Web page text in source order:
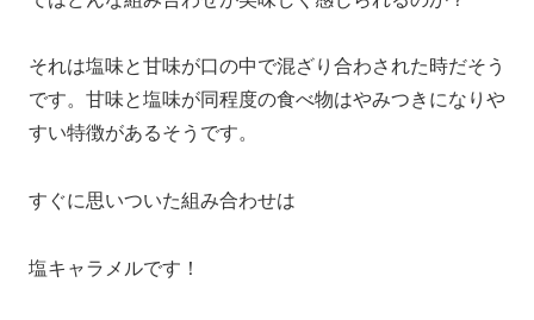
それは塩味と甘味が口の中で混ざり合わされた時だそう
です。甘味と塩味が同程度の食べ物はやみつきになりや
すい特徴があるそうです。
すぐに思いついた組み合わせは
塩キャラメルです！